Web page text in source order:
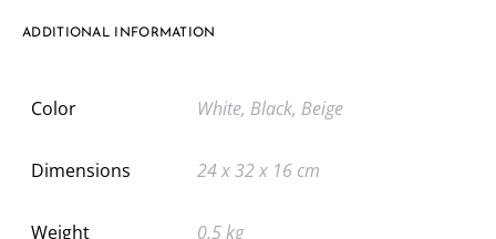
ADDITIONAL INFORMATION
Color White, Black, Beige
Dimensions 24 x 32 x 16 cm
Weight 0.5 kg